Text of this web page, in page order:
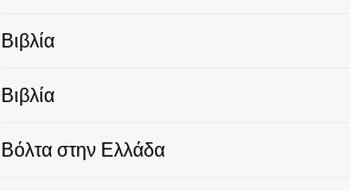
Βιβλία
Βιβλία
Βόλτα στην Ελλάδα